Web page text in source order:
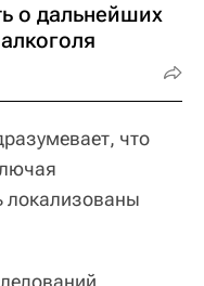
о дальнейших
что
локализованы